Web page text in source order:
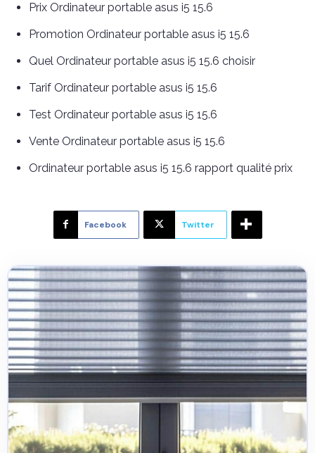
Prix Ordinateur portable asus i5 15.6
Promotion Ordinateur portable asus i5 15.6
Quel Ordinateur portable asus i5 15.6 choisir
Tarif Ordinateur portable asus i5 15.6
Test Ordinateur portable asus i5 15.6
Vente Ordinateur portable asus i5 15.6
Ordinateur portable asus i5 15.6 rapport qualité prix
Facebook Twitter